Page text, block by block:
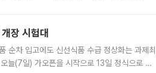
장 시험대
순차 입고에도 신선식품 수급 정상화는 과제최
늘(7일) 가오픈을 시작으로 13일 정식으로 재